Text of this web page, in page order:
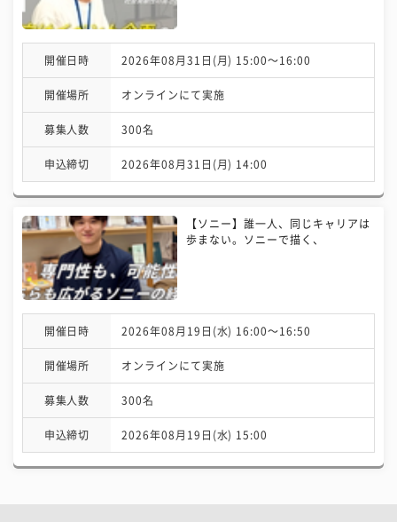
開催日時 2026年08月31日(月) 15:00〜16:00
開催場所 オンラインにて実施
募集人数 300名
申込締切 2026年08月31日(月) 14:00
【ソニー】誰一人、同じキャリアは
歩まない。ソニーで描く、
開催日時 2026年08月19日(水) 16:00〜16:50
開催場所 オンラインにて実施
募集人数 300名
申込締切 2026年08月19日(水) 15:00